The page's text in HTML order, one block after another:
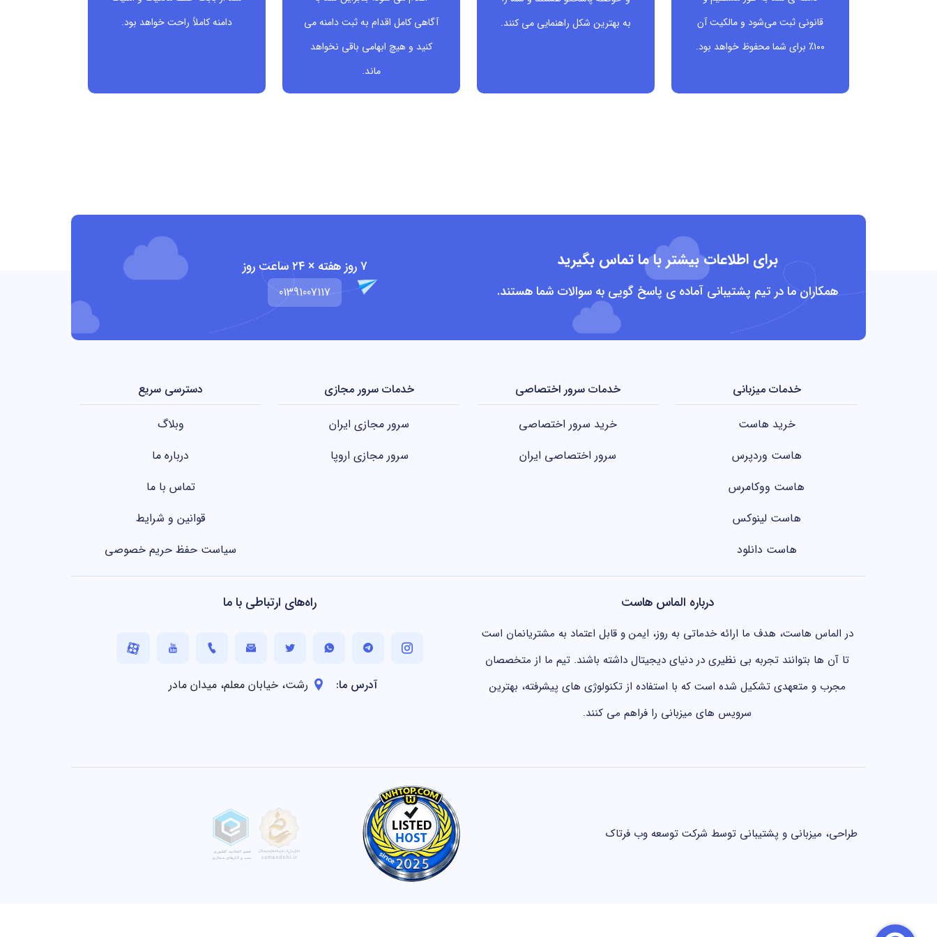
مناسب برای نام‌های خاص یا برندهایی که با house ترکیب می‌شوند
به‌یادماندنی، مدرن و سئو‌پسند برای جست‌وجوهای مرتبط با خانه، خرید یا دکوراسیون
مناسب چه کسانی است؟
فروشگاه‌های لوازم خانگی، دکوراسیون و مبلمان
پلتفرم‌های معرفی و فروش خانه یا ویلای تفریحی
بلاگرها و اینفلوئنسرهای حوزه دکوراسیون و سبک زندگی
قانونی ثبت می‌شود و مالکیت آن
۱۰۰٪ برای شما محفوظ خواهد بود.
به بهترین شکل راهنمایی می کنند.
آگاهی کامل اقدام به ثبت دامنه می
کنید و هیچ ابهامی باقی نخواهد
ماند.
دامنه کاملاً راحت خواهد بود.
برای اطلاعات بیشتر با ما تماس بگیرید
همکاران ما در تیم پشتیبانی آماده ی پاسخ گویی به سوالات شما هستند.
۷ روز هفته × ۲۴ ساعت روز
01391007117
خدمات میزبانی
خرید هاست
هاست وردپرس
هاست ووکامرس
هاست لینوکس
هاست دانلود
خدمات سرور اختصاصی
خرید سرور اختصاصی
سرور اختصاصی ایران
خدمات سرور مجازی
سرور مجازی ایران
سرور مجازی اروپا
دسترسی سریع
وبلاگ
درباره ما
تماس با ما
قوانین و شرایط
سیاست حفظ حریم خصوصی
درباره الماس هاست
در الماس هاست، هدف ما ارائه خدماتی به روز، ایمن و قابل اعتماد به مشتریانمان است
تا آن ها بتوانند تجربه بی نظیری در دنیای دیجیتال داشته باشند. تیم ما از متخصصان
مجرب و متعهدی تشکیل شده است که با استفاده از تکنولوژی های پیشرفته، بهترین
سرویس های میزبانی را فراهم می کنند.
راه‌های ارتباطی با ما
آدرس ما: رشت، خیابان معلم، میدان مادر
طراحی، میزبانی و پشتیبانی توسط شرکت توسعه وب فرتاک